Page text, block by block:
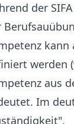
der
werden
aus
Im